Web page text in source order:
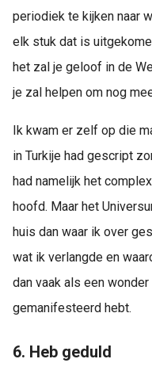
periodiek te kijken naar
elk stuk dat is
het zal je geloof in de
je zal helpen om nog
Ik kwam er zelf op die
in Turkije had gescript
had namelijk het
hoofd. Maar het
huis dan waar ik over
wat ik verlangde en
dan vaak als een
gemanifesteerd hebt.
6. Heb geduld